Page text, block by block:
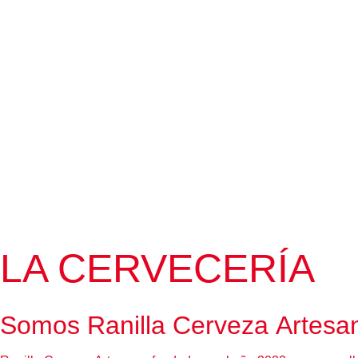
LA CERVECERÍA
Somos Ranilla Cerveza